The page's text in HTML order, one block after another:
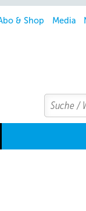
& Shop Media
Search
Suchen